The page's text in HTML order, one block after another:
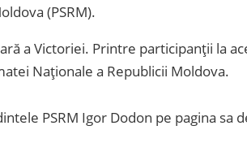
(PSRM).
a Victoriei. Printre participanții la
Naționale a Republicii Moldova.
PSRM Igor Dodon pe pagina sa